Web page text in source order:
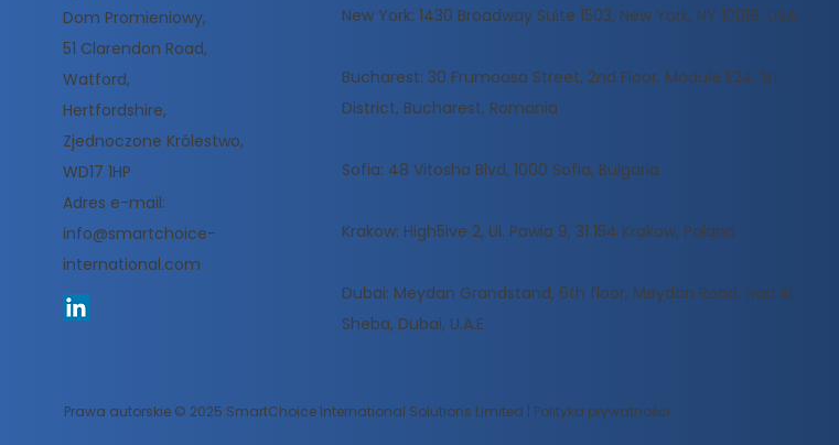
Dom Promieniowy,
51 Clarendon Road,
Watford,
Hertfordshire,
Zjednoczone Królestwo,
WD17 1HP
Adres e-mail:
info@smartchoice-
international.com
New York: 1430 Broadway Suite 1503, New York, NY 10018, USA
Bucharest: 30 Frumoasa Street, 2nd Floor, Module 1.24, 1st
District, Bucharest, Romania
Sofia: 48 Vitosha Blvd, 1000 Sofia, Bulgaria
Krakow: High5ive 2, Ul. Pawia 9, 31 154 Krakow, Poland
Dubai: Meydan Grandstand, 6th floor, Meydan Road, Nad Al
Sheba, Dubai, U.A.E
Prawa autorskie © 2025 SmartChoice International Solutions Limited | Polityka prywatności